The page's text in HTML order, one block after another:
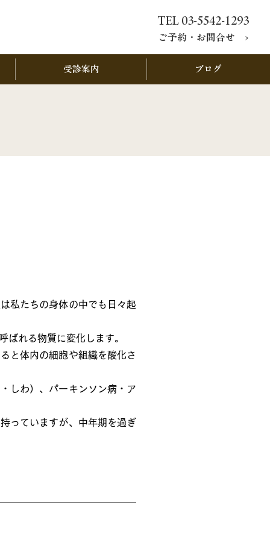
TEL 03-5542-1293
ご予約・お問合せ ›
受診案内 ブログ
私たちの身体の中でも日々起
ばれる物質に変化します。
と体内の細胞や組織を酸化さ
しわ）、パーキンソン病・ア
っていますが、中年期を過ぎ